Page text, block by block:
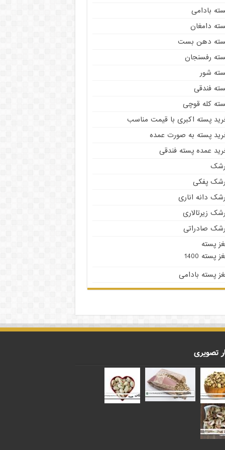
بادامی
دامغان
دهن بست
رفسنجان
شور
فندقی
کله قوچی
پسته اکبری با قیمت مناسب
پسته به صورت عمده
عمده پسته فندقی
پفکی
دانه اناری
زیرتالاری
صادراتی
پسته
پسته 1400
پسته بادامی
تصویری